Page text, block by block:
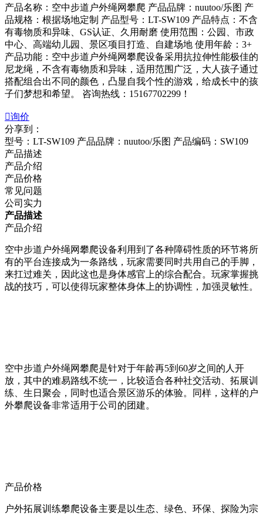
产品名称：空中步道户外绳网攀爬 产品品牌：nuutoo/乐图 产
品规格：根据场地定制 产品型号：LT-SW109 产品特点：不含
有毒物质和异味、GS认证、久用耐磨 使用范围：公园、市政
中心、高端幼儿园、景区项目打造、自建场地 使用年龄：3+
产品功能：空中步道户外绳网攀爬设备采用抗拉伸性能极佳的
尼龙绳，不含有毒物质和异味，适用范围广泛，大人孩子通过
搭配组合出不同的颜色，凸显自我个性的游戏，给成长中的孩
子们梦想和希望。 咨询热线：15167702299！
询价
分享到：
型号：LT-SW109 产品品牌：nuutoo/乐图 产品编码：SW109
产品描述
产品介绍
产品价格
常见问题
公司实力
产品描述
产品介绍
空中步道户外绳网攀爬设备利用到了各种障碍性质的环节将所
有的平台连接成为一条路线，玩家需要同时共用自己的手脚，
来扛过难关，因此这也是身体感官上的综合配合。玩家掌握挑
战的技巧，可以使得玩家整体身体上的协调性，加强灵敏性。
空中步道户外绳网攀爬是针对于年龄再5到60岁之间的人开
放，其中的难易路线不统一，比较适合各种社交活动、拓展训
练、生日聚会，同时也适合景区游乐的体验。同样，这样的户
外攀爬设备非常适用于公司的团建。
产品价格
户外拓展训练攀爬设备主要是以生态、绿色、环保、探险为宗